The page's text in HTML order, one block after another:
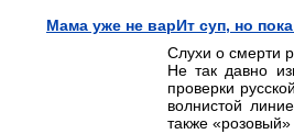
Мама уже не варИт суп, но
Слухи о смерти
Не так давно
проверки
волнистой
также